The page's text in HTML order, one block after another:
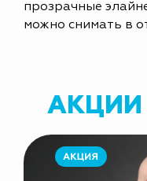
прозрачные
можно снимать в
АКЦИИ